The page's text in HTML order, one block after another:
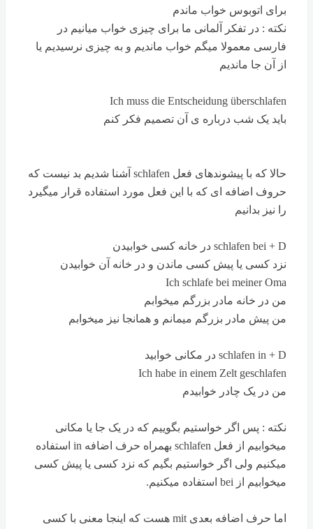
برای اتوبوس خواب ماندم
نکته : در تفکر آلمانی ما برای چیزی خواب میانیم در
فارسی معمولا میگم خواب ماندیم و به چیزی نرسیدیم یا
از آن جا ماندیم
Ich muss die Entscheidung überschlafen
باید یک شب درباره ی آن تصمیم فکر کنم
حالا که با پیشوندهای فعل schlafen آشنا شدیم بد نیست که
حروف اضافه ای که با این فعل مورد استفاده قرار میگیرد
را نیز بدانیم
schlafen bei + D در خانه کسی خوابیدن
نزد کسی یا پیش کسی ماندن و در خانه آن خوابیدن
Ich schlafe bei meiner Oma
من در خانه مادر بزرگم میخوابم
من پیش مادر بزرگم میمانم و همانجا نیز میخوابم
schlafen in + D در مکانی خوابید
Ich habe in einem Zelt geschlafen
من در یک چادر خوابیدم
نکته : پس اگر خواستیم بگوییم که در یک جا یا مکانی
میخوابیم از فعل schlafen بهمراه حرف اضافه in استفاده
میکنیم ولی اگر خواستیم بگیم که نزد کسی یا پیش کسی
میخوابیم از bei استفاده میکنیم.
اما حرف اضافه بعدی mit هست که اینجا معنی با کسی